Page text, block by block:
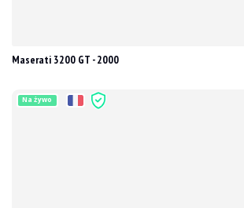
Maserati 3200 GT - 2000
Na żywo